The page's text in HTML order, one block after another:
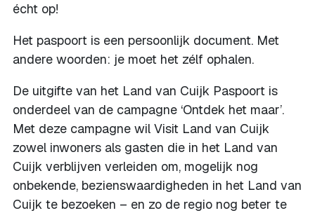
écht op!
Het paspoort is een persoonlijk document. Met
andere woorden: je moet het zélf ophalen.
De uitgifte van het Land van Cuijk Paspoort is
onderdeel van de campagne ‘Ontdek het maar’.
Met deze campagne wil Visit Land van Cuijk
zowel inwoners als gasten die in het Land van
Cuijk verblijven verleiden om, mogelijk nog
onbekende, bezienswaardigheden in het Land van
Cuijk te bezoeken – en zo de regio nog beter te